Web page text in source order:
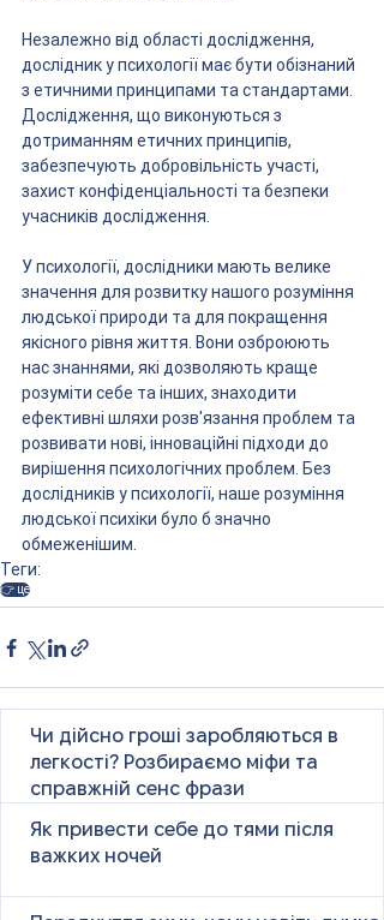
Незалежно від області дослідження,
дослідник у психології має бути обізнаний
з етичними принципами та стандартами.
Дослідження, що виконуються з
дотриманням етичних принципів,
забезпечують добровільність участі,
захист конфіденціальності та безпеки
учасників дослідження.
У психології, дослідники мають велике
значення для розвитку нашого розуміння
людської природи та для покращення
якісного рівня життя. Вони озброюють
нас знаннями, які дозволяють краще
розуміти себе та інших, знаходити
ефективні шляхи розв'язання проблем та
розвивати нові, інноваційні підходи до
вирішення психологічних проблем. Без
дослідників у психології, наше розуміння
людської психіки було б значно
обмеженішим.
Теги:
👉 це
Чи дійсно гроші заробляються в
легкості? Розбираємо міфи та
справжній сенс фрази
Як привести себе до тями після
важких ночей